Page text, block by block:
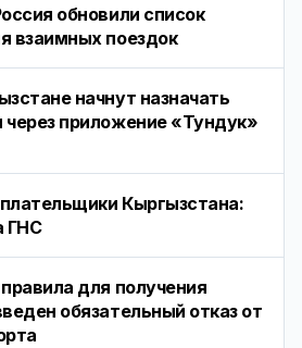
обновили список
взаимных поездок
начнут назначать
через приложение «Тундук»
Кыргызстана:
ГНС
для получения
обязательный отказ от